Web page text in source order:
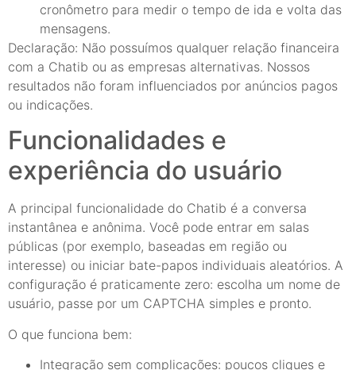
cronômetro para medir o tempo de ida e volta das
mensagens.
Declaração: Não possuímos qualquer relação financeira
com a Chatib ou as empresas alternativas. Nossos
resultados não foram influenciados por anúncios pagos
ou indicações.
Funcionalidades e
experiência do usuário
A principal funcionalidade do Chatib é a conversa
instantânea e anônima. Você pode entrar em salas
públicas (por exemplo, baseadas em região ou
interesse) ou iniciar bate-papos individuais aleatórios. A
configuração é praticamente zero: escolha um nome de
usuário, passe por um CAPTCHA simples e pronto.
O que funciona bem:
Integração sem complicações: poucos cliques e